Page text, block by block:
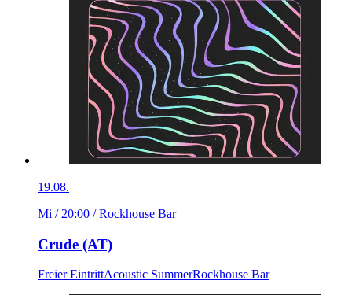
19.08.
Mi / 20:00 / Rockhouse Bar
Crude (AT)
Freier EintrittAcoustic SummerRockhouse Bar